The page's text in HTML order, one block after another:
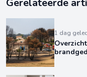
Gerelateerde
1 dag